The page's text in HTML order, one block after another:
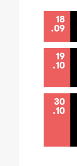
18
.09
19
.10
30
.10